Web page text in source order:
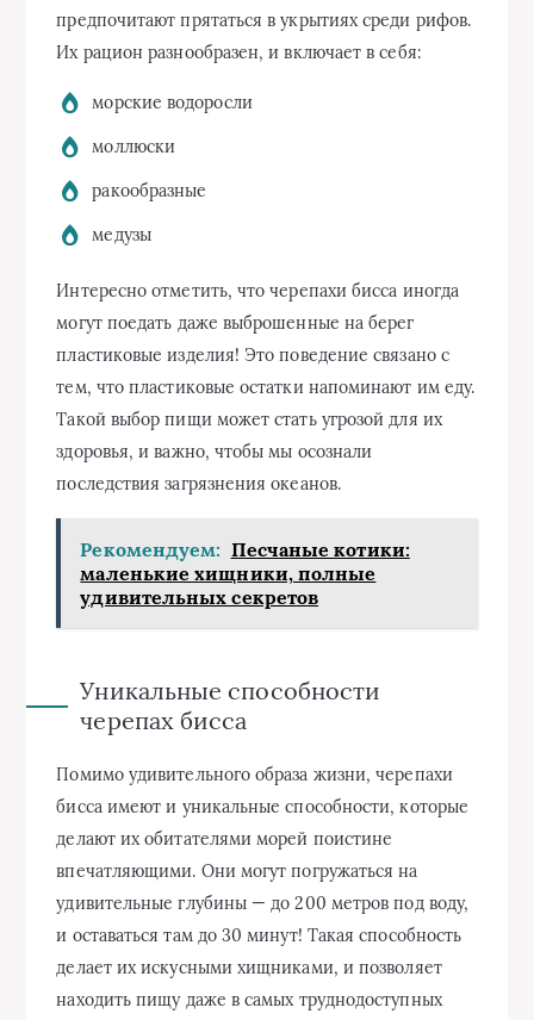
предпочитают прятаться в укрытиях среди рифов.
Их рацион разнообразен, и включает в себя:
морские водоросли
моллюски
ракообразные
медузы
Интересно отметить, что черепахи бисса иногда
могут поедать даже выброшенные на берег
пластиковые изделия! Это поведение связано с
тем, что пластиковые остатки напоминают им еду.
Такой выбор пищи может стать угрозой для их
здоровья, и важно, чтобы мы осознали
последствия загрязнения океанов.
Рекомендуем: Песчаные котики:
маленькие хищники, полные
удивительных секретов
Уникальные способности
черепах бисса
Помимо удивительного образа жизни, черепахи
бисса имеют и уникальные способности, которые
делают их обитателями морей поистине
впечатляющими. Они могут погружаться на
удивительные глубины — до 200 метров под воду,
и оставаться там до 30 минут! Такая способность
делает их искусными хищниками, и позволяет
находить пищу даже в самых труднодоступных